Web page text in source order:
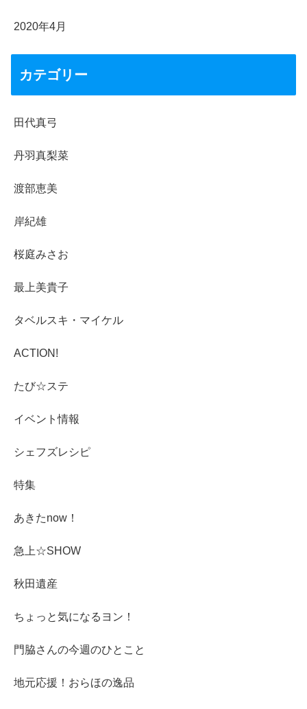
2020年4月
カテゴリー
田代真弓
丹羽真梨菜
渡部恵美
岸紀雄
桜庭みさお
最上美貴子
タベルスキ・マイケル
ACTION!
たび☆ステ
イベント情報
シェフズレシピ
特集
あきたnow！
急上☆SHOW
秋田遺産
ちょっと気になるヨン！
門脇さんの今週のひとこと
地元応援！おらほの逸品